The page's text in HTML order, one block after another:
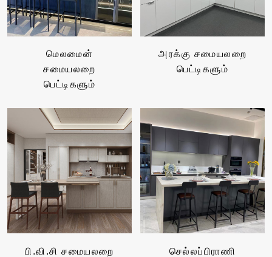
மெலமைன்
சமையலறை
பெட்டிகளும்
அரக்கு சமையலறை
பெட்டிகளும்
பி.வி.சி சமையலறை
செல்லப்பிராணி